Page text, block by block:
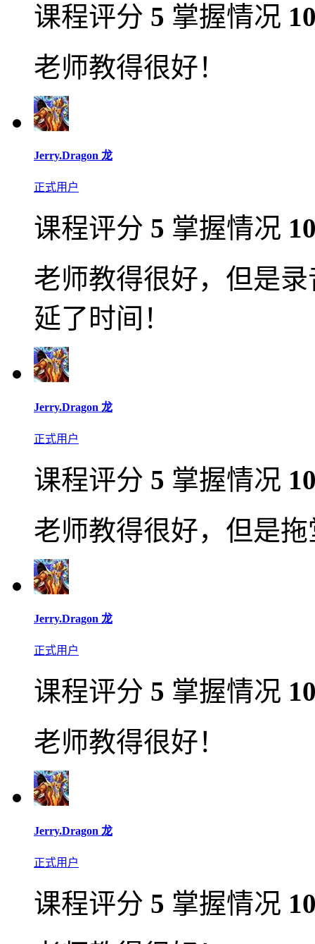
课程评分 5 掌握情况
老师教得很好！
Jerry.Dragon 龙
正式用户
课程评分 5 掌握情况
老师教得很好，但是
延了时间！
Jerry.Dragon 龙
正式用户
课程评分 5 掌握情况
老师教得很好，但是
Jerry.Dragon 龙
正式用户
课程评分 5 掌握情况
老师教得很好！
Jerry.Dragon 龙
正式用户
课程评分 5 掌握情况